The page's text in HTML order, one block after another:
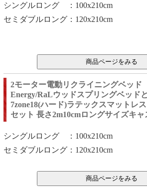
シングルロング ：100x210cm
セミダブルロング：120x210cm
2モーター電動リクライニングベッド
Energy/RaLウッドスプリングベッドと
7zone18(ハード)ラテックスマットレス
セット 長さ2m10cmロングサイズキ
シングルロング ：100x210cm
セミダブルロング：120x210cm